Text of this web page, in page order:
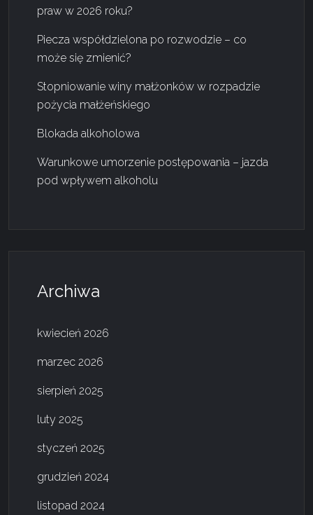
praw w 2026 roku?
Piecza współdzielona po rozwodzie – co
może się zmienić?
Stopniowanie winy małżonków w rozpadzie
pożycia małżeńskiego
Blokada alkoholowa
Warunkowe umorzenie postępowania – jazda
pod wpływem alkoholu
Archiwa
kwiecień 2026
marzec 2026
sierpień 2025
luty 2025
styczeń 2025
grudzień 2024
listopad 2024